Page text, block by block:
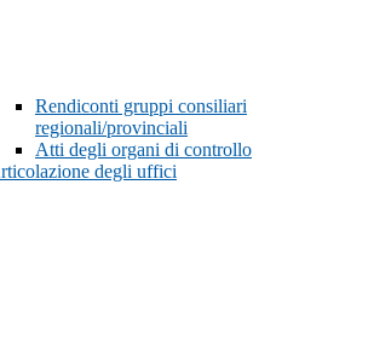
Rendiconti gruppi consiliari
regionali/provinciali
Atti degli organi di controllo
degli uffici